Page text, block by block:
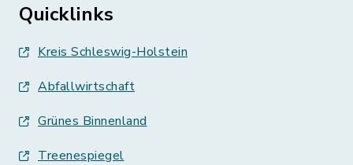
Quicklinks
Kreis Schleswig-Holstein
Abfallwirtschaft
Grünes Binnenland
Treenespiegel